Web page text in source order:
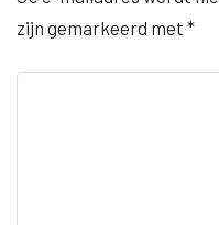
zijn gemarkeerd met *